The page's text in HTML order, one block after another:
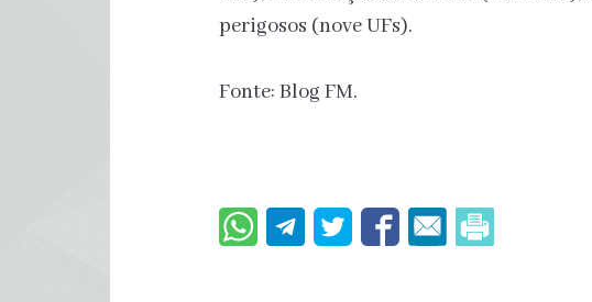
perigosos (nove UFs).
Fonte: Blog FM.